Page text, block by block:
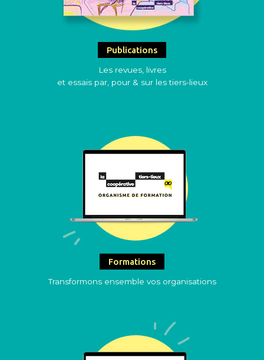
Publications
Les revues, livres
et essais par, pour & sur les tiers-lieux
Formations
Transformons ensemble vos organisations